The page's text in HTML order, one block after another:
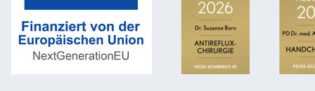
Statistiken-Cookies erfassen Informationen
anonym. Diese Informationen helfen uns zu
verstehen, wie unsere Besucher unsere Website